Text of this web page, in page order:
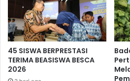
45 SISWA BERPRESTASI
TERIMA BEASISWA BESCA
2026